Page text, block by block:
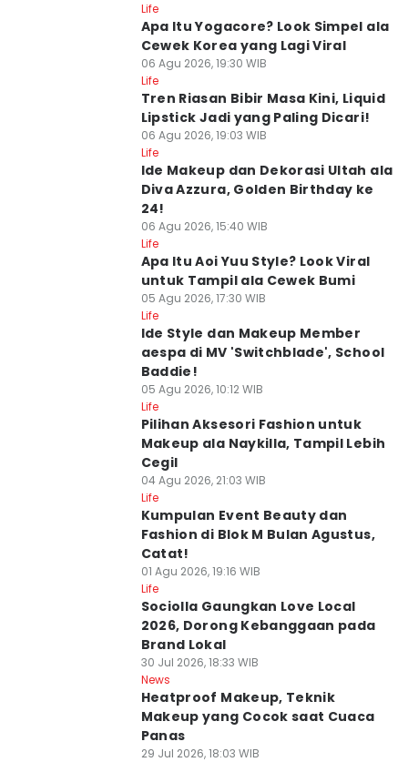
Life
Apa Itu Yogacore? Look Simpel ala
Cewek Korea yang Lagi Viral
06 Agu 2026, 19:30 WIB
Life
Tren Riasan Bibir Masa Kini, Liquid
Lipstick Jadi yang Paling Dicari!
06 Agu 2026, 19:03 WIB
Life
Ide Makeup dan Dekorasi Ultah ala
Diva Azzura, Golden Birthday ke
24!
06 Agu 2026, 15:40 WIB
Life
Apa Itu Aoi Yuu Style? Look Viral
untuk Tampil ala Cewek Bumi
05 Agu 2026, 17:30 WIB
Life
Ide Style dan Makeup Member
aespa di MV 'Switchblade', School
Baddie!
05 Agu 2026, 10:12 WIB
Life
Pilihan Aksesori Fashion untuk
Makeup ala Naykilla, Tampil Lebih
Cegil
04 Agu 2026, 21:03 WIB
Life
Kumpulan Event Beauty dan
Fashion di Blok M Bulan Agustus,
Catat!
01 Agu 2026, 19:16 WIB
Life
Sociolla Gaungkan Love Local
2026, Dorong Kebanggaan pada
Brand Lokal
30 Jul 2026, 18:33 WIB
News
Heatproof Makeup, Teknik
Makeup yang Cocok saat Cuaca
Panas
29 Jul 2026, 18:03 WIB